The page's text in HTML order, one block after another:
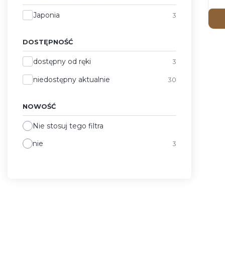
Kraj pochodzenia marki
Japonia 3
DOSTĘPNOŚĆ
Dostępność
dostępny od ręki 3
niedostępny aktualnie 30
NOWOŚĆ
Nie stosuj tego filtra
nie
3